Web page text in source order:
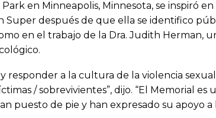
en Minneapolis, Minnesota, se inspiró
Super después de que ella se identifico
en el trabajo de la Dra. Judith Herman,
responder a la cultura de la violencia
/ sobrevivientes”, dijo. “El Memorial es
puesto de pie y han expresado su apoyo a